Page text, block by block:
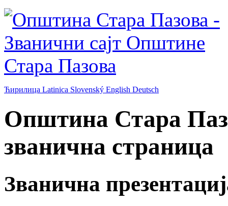
Ћирилица Latinica Slovenský English Deutsch
Општина Стара
званична страница
Званична